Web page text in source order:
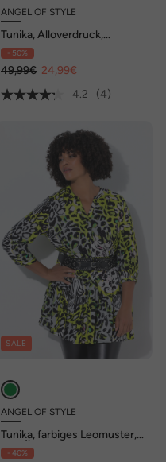
ANGEL OF STYLE
Tunika, Alloverdruck,
Langarm
- 50%
49,99€ 24,99€
4.2
(4)
SALE
ANGEL OF STYLE
Tunika, farbiges Leomuster,
3/4-Ärmel
- 40%